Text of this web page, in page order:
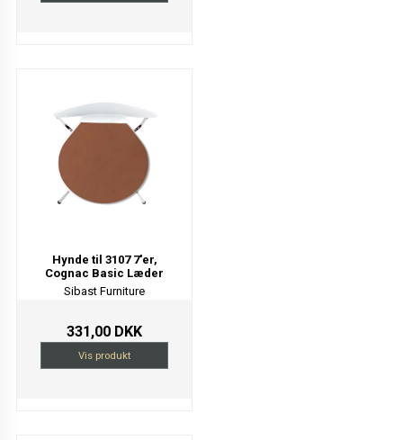
Hynde til 3107 7'er,
Cognac Basic Læder
Sibast Furniture
331,00 DKK
Vis produkt